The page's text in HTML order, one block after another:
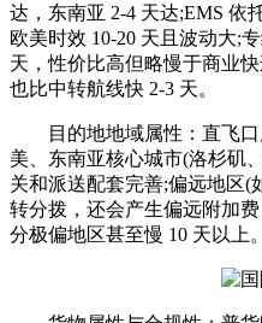
达，东南亚 2-4 天达;EMS 依
欧美时效 10-20 天且波动大;
天，性价比高但略慢于商业
也比中转航线快 2-3 天。
目的地地域属性：直飞口
美、东南亚核心城市(洛杉矶
关和派送配套完善;偏远地区(
转分拨，还会产生偏远附加
分极偏地区甚至慢 10 天以上。